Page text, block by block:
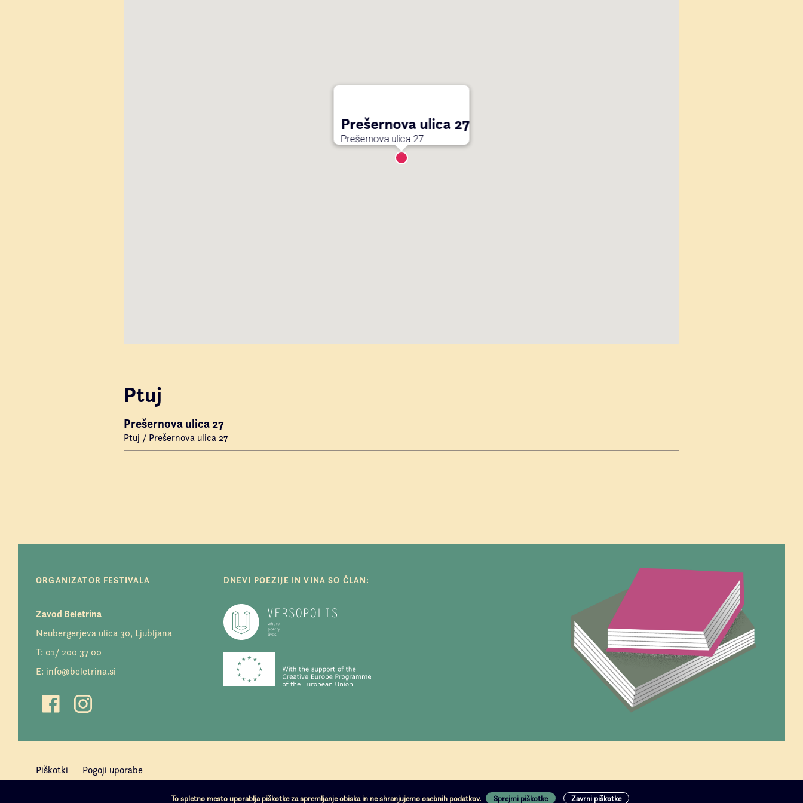
To spletno mesto uporablja piškotke za spremljanje obiska in ne shranjujemo osebnih podatkov. Sprejmi piškotke Zavrni piškotke
Prešernova ulica 27
Prešernova ulica 27
Ptuj
Prešernova ulica 27
Ptuj / Prešernova ulica 27
ORGANIZATOR FESTIVALA
Zavod Beletrina
Neubergerjeva ulica 30, Ljubljana
T: 01/ 200 37 00
E: info@beletrina.si
DNEVI POEZIJE IN VINA SO ČLAN:
Piškotki Pogoji uporabe